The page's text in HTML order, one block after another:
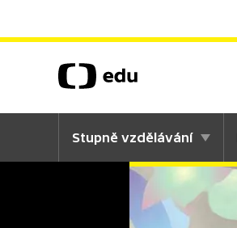
Stupně vzdělávání